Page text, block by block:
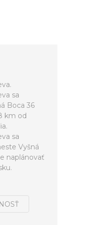
sa
Boca 36
km od
sa
Vyšná
naplánovať